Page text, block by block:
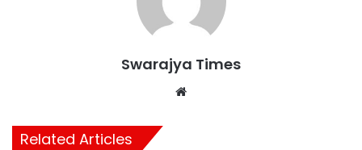
Swarajya Times
Related Articles